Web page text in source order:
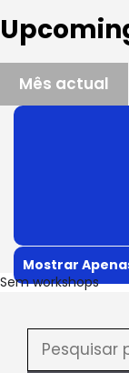
Mês actual
Mostrar
Sem workshops
Pesquisar
por: